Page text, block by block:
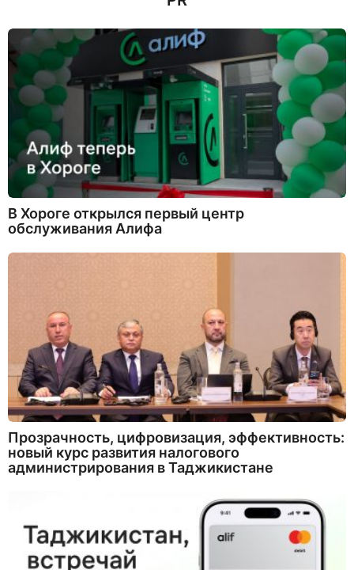
В Хороге открылся первый центр
обслуживания Алифа
Прозрачность, цифровизация, эффективность:
новый курс развития налогового
администрирования в Таджикистане